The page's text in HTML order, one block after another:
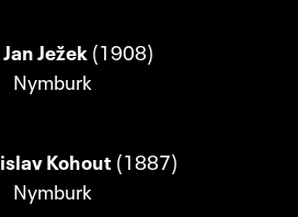
Ježek (1908)
Nymburk
Kohout (1887)
Nymburk